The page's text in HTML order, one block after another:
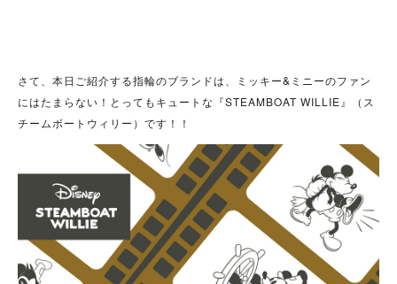
さて、本日ご紹介する指輪のブランドは、ミッキー&ミニーのファン
にはたまらない！とってもキュートな『STEAMBOAT WILLIE』（ス
チームボートウィリー）です！！